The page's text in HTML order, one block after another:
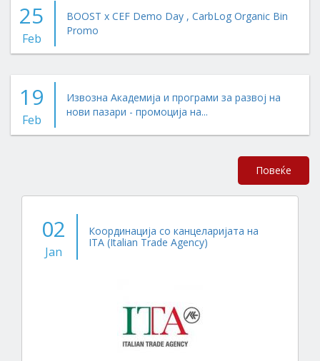
25
Feb
BOOST x CEF Demo Day , CarbLog Organic Bin
Promo
19
Feb
Извозна Академија и програми за развој на
нови пазари - промоција на...
Повеќе
02
Jan
Координација со канцеларијата на
ITA (Italian Trade Agency)